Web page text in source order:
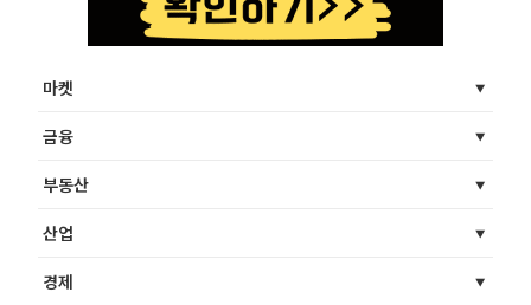
마켓
금융
부동산
산업
경제